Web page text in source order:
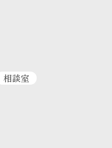
相談室